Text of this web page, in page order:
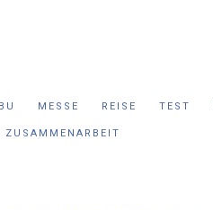
MESSE REISE TEST
ZUSAMMENARBEIT